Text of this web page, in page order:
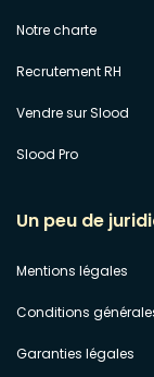
Notre charte
Recrutement RH
Vendre sur Slood
Slood Pro
Un peu de
Mentions légales
Conditions
Garanties légales